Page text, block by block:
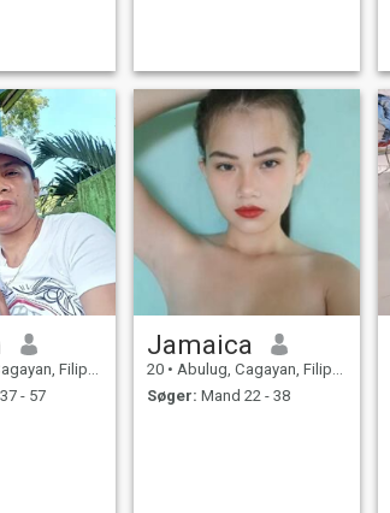
Filippinerne
- 57
Jamaica
20 • Abulug, Cagayan, Filippinerne
Søger: Mand 22 - 38